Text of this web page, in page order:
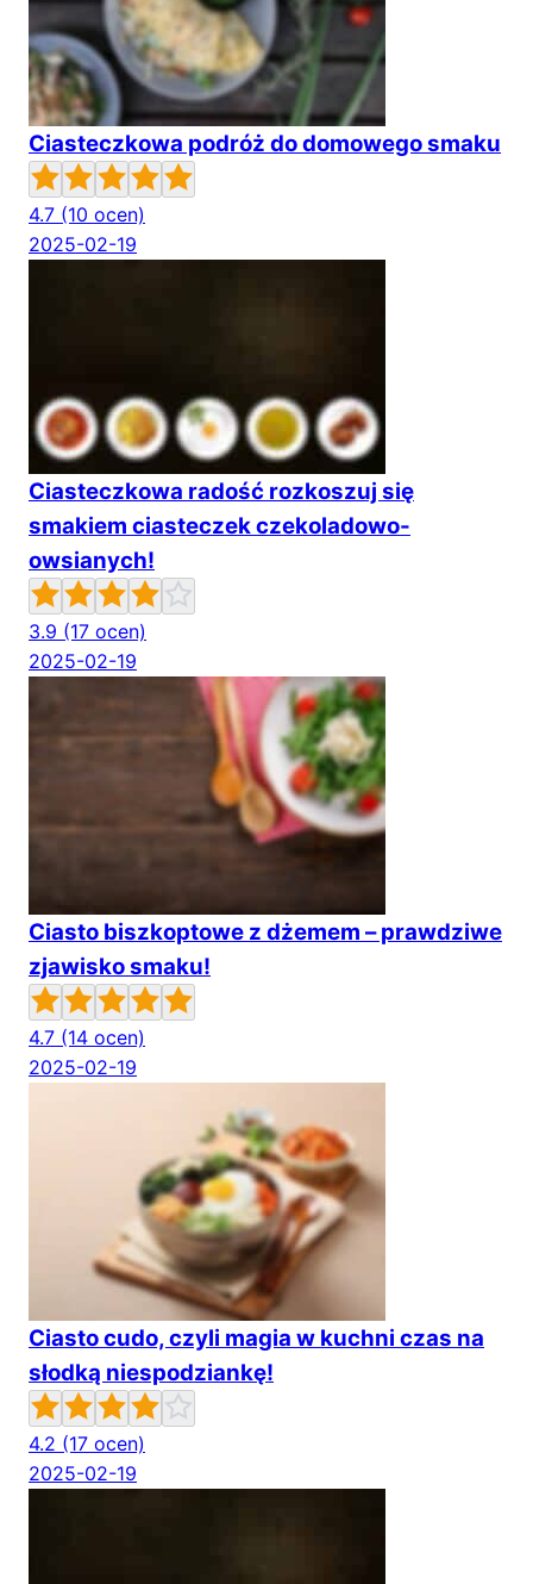
Ciasteczkowa podróż do domowego smaku
4.7 (10 ocen)
2025-02-19
Ciasteczkowa radość rozkoszuj się
smakiem ciasteczek czekoladowo-
owsianych!
3.9 (17 ocen)
2025-02-19
Ciasto biszkoptowe z dżemem – prawdziwe
zjawisko smaku!
4.7 (14 ocen)
2025-02-19
Ciasto cudo, czyli magia w kuchni czas na
słodką niespodziankę!
4.2 (17 ocen)
2025-02-19